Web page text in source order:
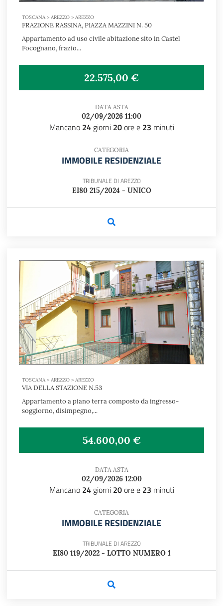
TOSCANA > AREZZO > AREZZO
FRAZIONE RASSINA, PIAZZA MAZZINI N. 50
Appartamento ad uso civile abitazione sito in Castel
Focognano, frazio...
22.575,00 €
DATA ASTA
02/09/2026 11:00
Mancano 24giorni 20ore e 23 minuti
CATEGORIA
IMMOBILE RESIDENZIALE
TRIBUNALE DI AREZZO
EI80 215/2024 - UNICO
TOSCANA > AREZZO > AREZZO
VIA DELLA STAZIONE N.53
Appartamento a piano terra composto da ingresso-
soggiorno, disimpegno,...
54.600,00 €
DATA ASTA
02/09/2026 12:00
Mancano 24giorni 20ore e 23 minuti
CATEGORIA
IMMOBILE RESIDENZIALE
TRIBUNALE DI AREZZO
EI80 119/2022 - LOTTO NUMERO 1